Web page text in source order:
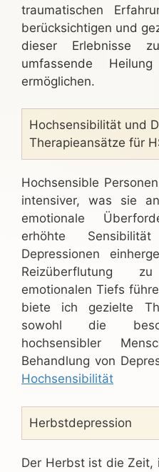
traumatischen
berücksichtigen und
dieser Erlebnisse
umfassende
ermöglichen.
Hochsensibilität und
Therapieansätze für
Hochsensible
intensiver, was sie
emotionale
erhöhte
Depressionen
Reizüberflutung
emotionalen Tiefs
biete ich gezielte
sowohl die
hochsensibler
Behandlung von
Hochsensibilität
Herbstdepression
Der Herbst ist die Zeit,